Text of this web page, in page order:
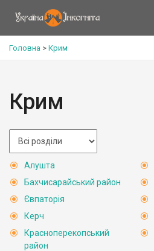
Головна > Крим
Крим
Алушта
Бахчисарайський район
Євпаторія
Керч
Красноперекопський
район